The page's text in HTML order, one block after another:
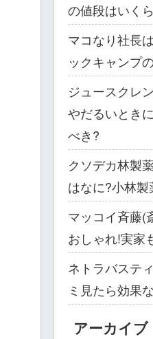
の値段はいく
マコなり社長
ックキャンプ
ジュースクレ
やだるいとき
べき?
クソデカ林製
はなに?小林
マッコイ斉藤(
おしゃれ!実家
ネトラバステ
ミ見たら効果
アーカイブ